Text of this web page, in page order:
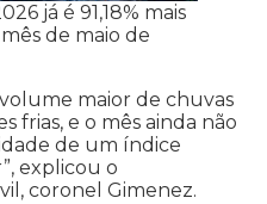
já é 91,18% mais
de maio de
maior de chuvas
frias, e o mês ainda não
de um índice
explicou o
coronel Gimenez.